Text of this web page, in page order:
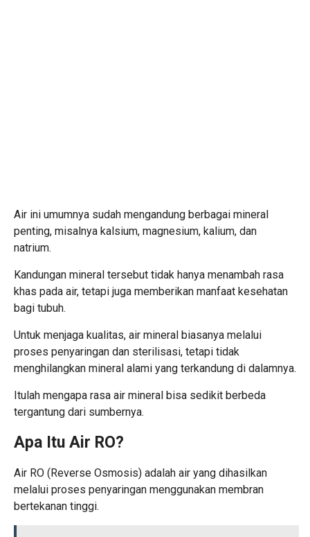
Air ini umumnya sudah mengandung berbagai mineral
penting, misalnya kalsium, magnesium, kalium, dan
natrium.
Kandungan mineral tersebut tidak hanya menambah rasa
khas pada air, tetapi juga memberikan manfaat kesehatan
bagi tubuh.
Untuk menjaga kualitas, air mineral biasanya melalui
proses penyaringan dan sterilisasi, tetapi tidak
menghilangkan mineral alami yang terkandung di dalamnya.
Itulah mengapa rasa air mineral bisa sedikit berbeda
tergantung dari sumbernya.
Apa Itu Air RO?
Air RO (Reverse Osmosis) adalah air yang dihasilkan
melalui proses penyaringan menggunakan membran
bertekanan tinggi.